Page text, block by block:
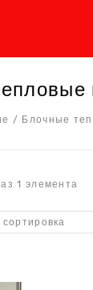
/ Блочные
1 элемента